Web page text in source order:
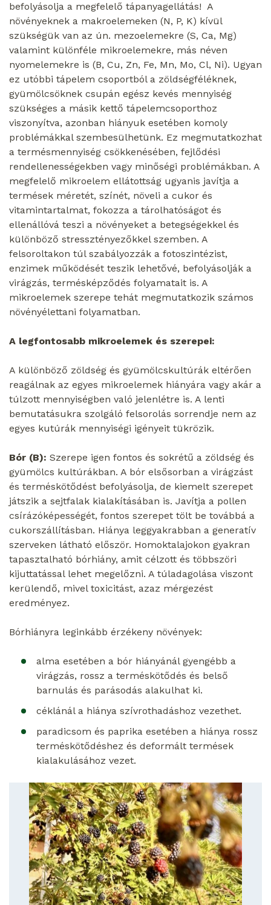
befolyásolja a megfelelő tápanyagellátás! A
növényeknek a makroelemeken (N, P, K) kívül
szükségük van az ún. mezoelemekre (S, Ca, Mg)
valamint különféle mikroelemekre, más néven
nyomelemekre is (B, Cu, Zn, Fe, Mn, Mo, Cl, Ni). Ugyan
ez utóbbi tápelem csoportból a zöldségféléknek,
gyümölcsöknek csupán egész kevés mennyiség
szükséges a másik kettő tápelemcsoporthoz
viszonyítva, azonban hiányuk esetében komoly
problémákkal szembesülhetünk. Ez megmutatkozhat
a termésmennyiség csökkenésében, fejlődési
rendellenességekben vagy minőségi problémákban. A
megfelelő mikroelem ellátottság ugyanis javítja a
termések méretét, színét, növeli a cukor és
vitamintartalmat, fokozza a tárolhatóságot és
ellenállóvá teszi a növényeket a betegségekkel és
különböző stressztényezőkkel szemben. A
felsoroltakon túl szabályozzák a fotoszintézist,
enzimek működését teszik lehetővé, befolyásolják a
virágzás, termésképződés folyamatait is. A
mikroelemek szerepe tehát megmutatkozik számos
növényélettani folyamatban.
A legfontosabb mikroelemek és szerepei:
A különböző zöldség és gyümölcskultúrák eltérően
reagálnak az egyes mikroelemek hiányára vagy akár a
túlzott mennyiségben való jelenlétre is. A lenti
bemutatásukra szolgáló felsorolás sorrendje nem az
egyes kutúrák mennyiségi igényeit tükrözik.
Bór (B): Szerepe igen fontos és sokrétű a zöldség és
gyümölcs kultúrákban. A bór elsősorban a virágzást
és terméskötődést befolyásolja, de kiemelt szerepet
játszik a sejtfalak kialakításában is. Javítja a pollen
csírázóképességét, fontos szerepet tölt be továbbá a
cukorszállításban. Hiánya leggyakrabban a generatív
szerveken látható először. Homoktalajokon gyakran
tapasztalható bórhiány, amit célzott és többszöri
kijuttatással lehet megelőzni. A túladagolása viszont
kerülendő, mivel toxicitást, azaz mérgezést
eredményez.
Bórhiányra leginkább érzékeny növények:
alma esetében a bór hiányánál gyengébb a
virágzás, rossz a terméskötődés és belső
barnulás és parásodás alakulhat ki.
céklánál a hiánya szívrothadáshoz vezethet.
paradicsom és paprika esetében a hiánya rossz
terméskötődéshez és deformált termések
kialakulásához vezet.